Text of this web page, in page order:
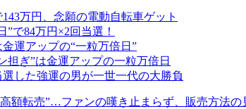
万円、念願の電動自転車ゲット
で84万円×2回当選！
運アップの“一粒万倍日”
担ぎ”は金運アップの一粒万倍日
した強運の男が一世一代の大勝負
額転売”…ファンの嘆き止まらず、販売方法の